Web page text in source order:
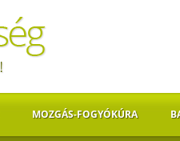
MOZGÁS-FOGYÓKÚRA